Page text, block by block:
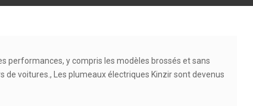
performances, y compris les modèles brossés et sans
voitures., Les plumeaux électriques Kinzir sont devenus